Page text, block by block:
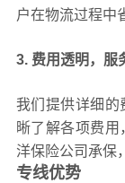
户在物流过程中
3. 费用透明，服
我们提供详细的
晰了解各项费
洋保险公司承保
专线优势